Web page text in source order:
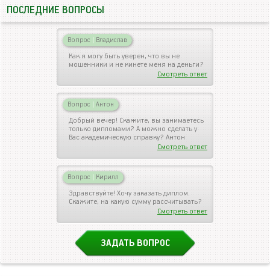
ПОСЛЕДНИЕ ВОПРОСЫ
Вопрос | Владислав
Как я могу быть уверен, что вы не
мошенники и не кинете меня на деньги?
Смотреть ответ
Вопрос | Антон
Добрый вечер! Скажите, вы занимаетесь
только дипломами? А можно сделать у
Вас академическую справку? Антон
Смотреть ответ
Вопрос | Кирилл
Здравствуйте! Хочу заказать диплом.
Скажите, на какую сумму рассчитывать?
Смотреть ответ
ЗАДАТЬ ВОПРОС